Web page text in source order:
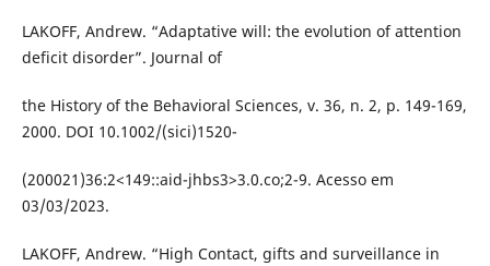
LAKOFF, Andrew. “Adaptative will: the evolution of attention
deficit disorder”. Journal of
the History of the Behavioral Sciences, v. 36, n. 2, p. 149-169,
2000. DOI 10.1002/(sici)1520-
(200021)36:2<149::aid-jhbs3>3.0.co;2-9. Acesso em
03/03/2023.
LAKOFF, Andrew. “High Contact, gifts and surveillance in